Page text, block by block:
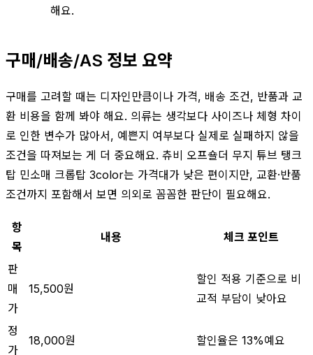
해요.
구매/배송/AS 정보 요약
구매를 고려할 때는 디자인만큼이나 가격, 배송 조건, 반품과 교
환 비용을 함께 봐야 해요. 의류는 생각보다 사이즈나 체형 차이
로 인한 변수가 많아서, 예쁜지 여부보다 실제로 실패하지 않을
조건을 따져보는 게 더 중요해요. 츄비 오프숄더 무지 튜브 탱크
탑 민소매 크롭탑 3color는 가격대가 낮은 편이지만, 교환·반품
조건까지 포함해서 보면 의외로 꼼꼼한 판단이 필요해요.
항
목
내용 체크 포인트
판
매
가
15,500원
할인 적용 기준으로 비
교적 부담이 낮아요
정
가
18,000원 할인율은 13%예요